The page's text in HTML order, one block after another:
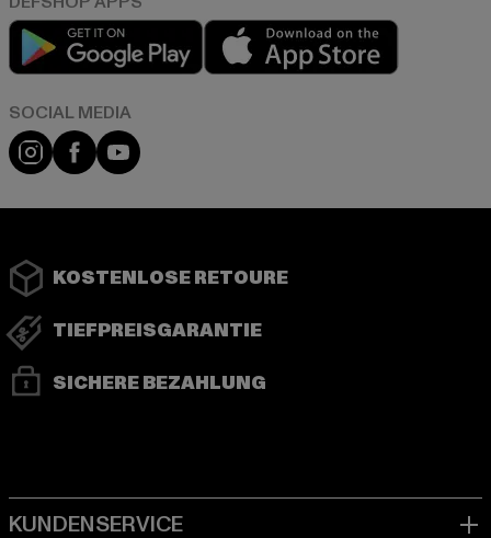
Play market
Instagram
FacebookYouTube
KOSTENLOSE RETOURE
TIEFPREISGARANTIE
SICHERE BEZAHLUNG